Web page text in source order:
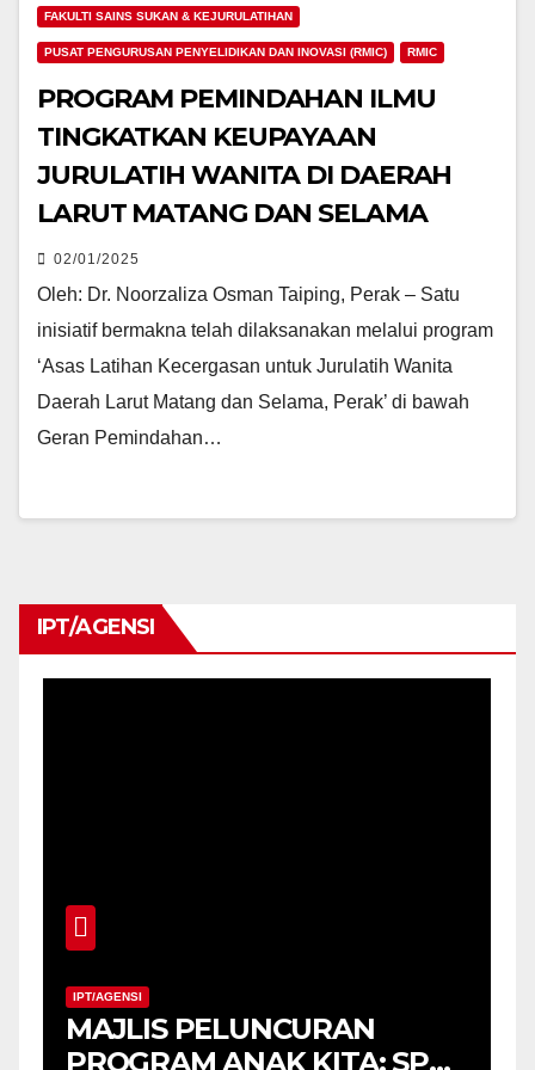
FAKULTI SAINS SUKAN & KEJURULATIHAN
PUSAT PENGURUSAN PENYELIDIKAN DAN INOVASI (RMIC) RMIC
PROGRAM PEMINDAHAN ILMU
TINGKATKAN KEUPAYAAN
JURULATIH WANITA DI DAERAH
LARUT MATANG DAN SELAMA
02/01/2025
Oleh: Dr. Noorzaliza Osman Taiping, Perak – Satu
inisiatif bermakna telah dilaksanakan melalui program
‘Asas Latihan Kecergasan untuk Jurulatih Wanita
Daerah Larut Matang dan Selama, Perak’ di bawah
Geran Pemindahan…
IPT/AGENSI
IPT/AGENSI
MAJLIS PELUNCURAN
PROGRAM ANAK KITA: SPM